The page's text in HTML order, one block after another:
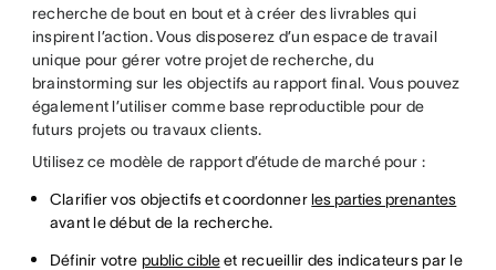
recherche de bout en bout et à créer des livrables qui
inspirent l’action. Vous disposerez d’un espace de travail
unique pour gérer votre projet de recherche, du
brainstorming sur les objectifs au rapport final. Vous pouvez
également l’utiliser comme base reproductible pour de
futurs projets ou travaux clients.
Utilisez ce modèle de rapport d’étude de marché pour :
Clarifier vos objectifs et coordonnerles parties prenantes
avant le début de la recherche.
Définir votre public cibleet recueillir des indicateurs par le